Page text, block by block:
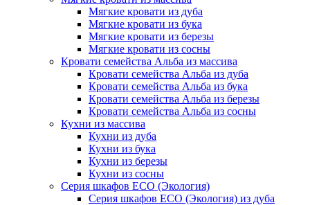
Мягкие кровати из дуба
Мягкие кровати из бука
Мягкие кровати из березы
Мягкие кровати из сосны
Кровати семейства Альба из массива
Кровати семейства Альба из дуба
Кровати семейства Альба из бука
Кровати семейства Альба из березы
Кровати семейства Альба из сосны
Кухни из массива
Кухни из дуба
Кухни из бука
Кухни из березы
Кухни из сосны
Серия шкафов ECO (Экология)
Серия шкафов ECO (Экология) из дуба